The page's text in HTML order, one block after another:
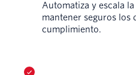
Automatiza y escala
mantener seguros los
cumplimiento.